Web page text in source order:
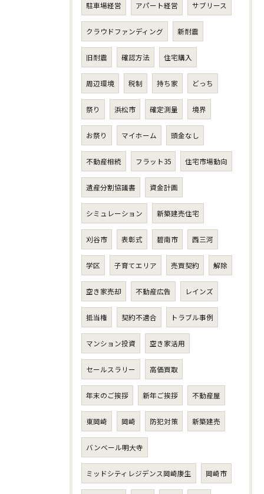
駐車場経営 アパート経営 サブリース
クラウドファンディング 新耐震
旧耐震 確認方法 住宅購入
周辺環境 税制 持ち家 どっち
祭り 浜松市 確定測量 境界
お祭り マイホーム 頭金なし
不動産相続 フラット35 住宅市場動向
遺産分割協議書 資金計画
シミュレーション 新築建売住宅
刈谷市 表彰式 碧南市 西三河
学区 子育てエリア 売買契約 解除
空き家売却 不動産広告 レインズ
抵当権 契約不適合 トラブル事例
マンション投資 空き家活用
セールスラリー 高価買取
年末のご挨拶 新年ご挨拶 不動産屋
東岡崎 岡崎 防犯対策 新築建売
バンベール明大寺
ミッドシティレジデンス岡崎康生 岡崎市